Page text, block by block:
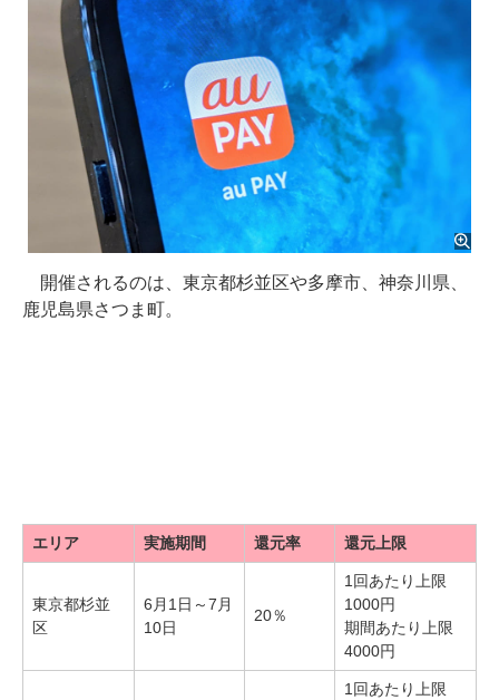
開催されるのは、東京都杉並区や多摩市、神奈川県、
鹿児島県さつま町。
エリア 実施期間 還元率 還元上限
東京都杉並
区
6月1日～7月
10日
20％
1回あたり上限
1000円
期間あたり上限
4000円
1回あたり上限